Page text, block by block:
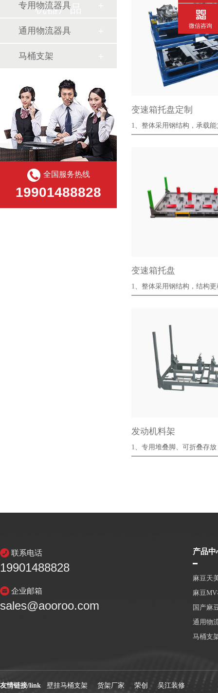
变速箱托盘定制
1、整体采用钢结构，承载
变速箱托盘
1、整体采用钢结构，结构
发动机料架
1、专用堆叠脚、可折叠存
机器产品
专用物流器具
通用物流器具
马桶支架
全国服务热线
19901488828
联系电话
19901488828
企业邮箱
sales@aooroo.com
产品中
麻豆天
麻豆
国产麻
通用物
马桶支
友情链接/link 壁挂马桶支架 货架厂家 荣创 吴江装修
微信咨询